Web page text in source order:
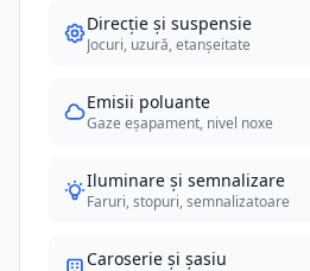
Direcție și suspensie
Jocuri, uzură, etanșeitate
Emisii poluante
Gaze eșapament, nivel noxe
Iluminare și semnalizare
Faruri, stopuri, semnalizatoare
Caroserie și șasiu